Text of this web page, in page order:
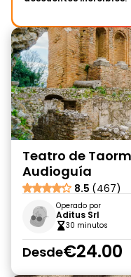
Teatro de
Audioguía
8.5 (467)
Operado por
Aditus Srl
30 minutos
Desde€24.00